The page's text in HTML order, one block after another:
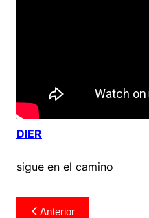
DIER
sigue en el camino
Navegación
Anterior